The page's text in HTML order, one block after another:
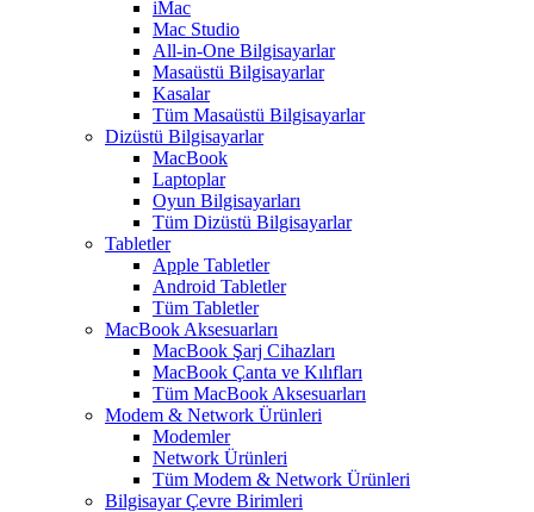
iMac
Mac Studio
All-in-One Bilgisayarlar
Masaüstü Bilgisayarlar
Kasalar
Tüm Masaüstü Bilgisayarlar
Dizüstü Bilgisayarlar
MacBook
Laptoplar
Oyun Bilgisayarları
Tüm Dizüstü Bilgisayarlar
Tabletler
Apple Tabletler
Android Tabletler
Tüm Tabletler
MacBook Aksesuarları
MacBook Şarj Cihazları
MacBook Çanta ve Kılıfları
Tüm MacBook Aksesuarları
Modem & Network Ürünleri
Modemler
Network Ürünleri
Tüm Modem & Network Ürünleri
Bilgisayar Çevre Birimleri